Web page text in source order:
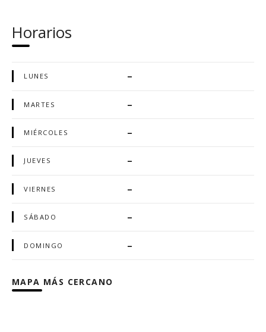
Horarios
LUNES –
MARTES –
MIÉRCOLES –
JUEVES –
VIERNES –
SÁBADO –
DOMINGO –
MAPA MÁS CERCANO